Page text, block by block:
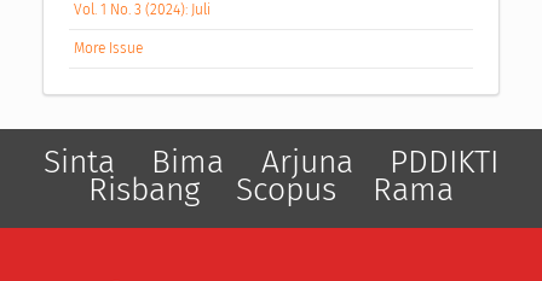
Vol. 1 No. 3 (2024): Juli
More Issue
Sinta Bima Arjuna PDDIKTI
Risbang Scopus Rama